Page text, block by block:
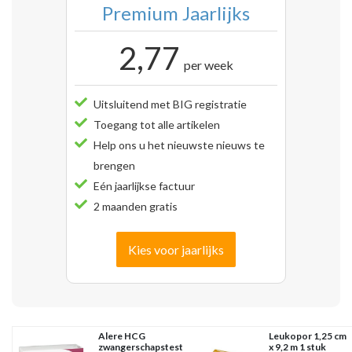
Premium Jaarlijks
2,77 per week
Uitsluitend met BIG registratie
Toegang tot alle artikelen
Help ons u het nieuwste nieuws te
brengen
Eén jaarlijkse factuur
2 maanden gratis
Kies voor jaarlijks
Alere HCG
zwangerschapstest
Leukopor 1,25 cm
x 9,2 m 1 stuk